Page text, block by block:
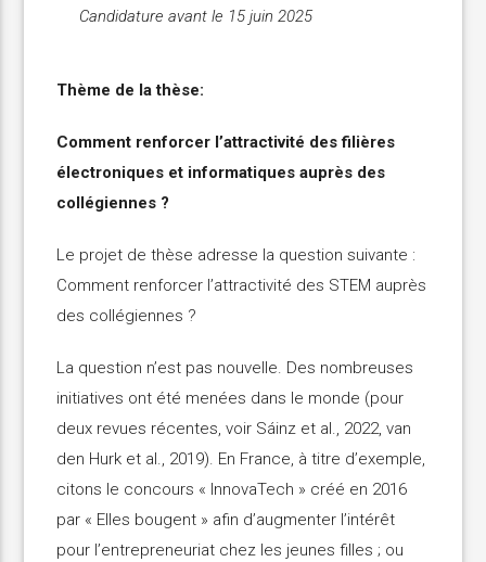
Candidature avant le 15 juin 2025
Thème de la thèse:
Comment renforcer l’attractivité des filières
électroniques et informatiques auprès des
collégiennes ?
Le projet de thèse adresse la question suivante :
Comment renforcer l’attractivité des STEM auprès
des collégiennes ?
La question n’est pas nouvelle. Des nombreuses
initiatives ont été menées dans le monde (pour
deux revues récentes, voir Sáinz et al., 2022, van
den Hurk et al., 2019). En France, à titre d’exemple,
citons le concours « InnovaTech » créé en 2016
par « Elles bougent » afin d’augmenter l’intérêt
pour l’entrepreneuriat chez les jeunes filles ; ou